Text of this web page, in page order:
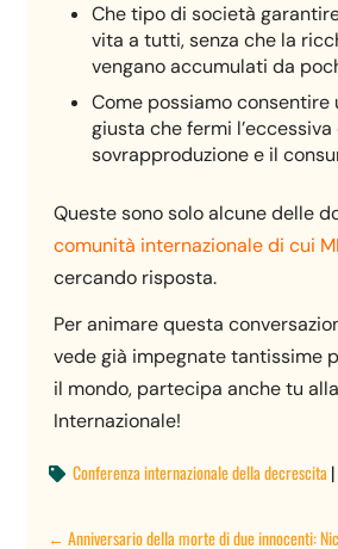
Che tipo di società
vita a tutti, senza che la
vengano accumulati da
Come possiamo consentire
giusta che fermi l’eccessiva
sovrapproduzione e il
Queste sono solo alcune delle
comunità internazionale di cui
cercando risposta.
Per animare questa
vede già impegnate tantissime
il mondo, partecipa anche tu
Internazionale!
 Conferenza internazionale della decrescita |
←Anniversario della morte di due innocenti: